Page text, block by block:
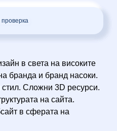
23
за Zero Day
проверка
точка тествана
в света на високите
бранда и бранд насоки.
Сложни 3D ресурси.
на сайта.
в сферата на